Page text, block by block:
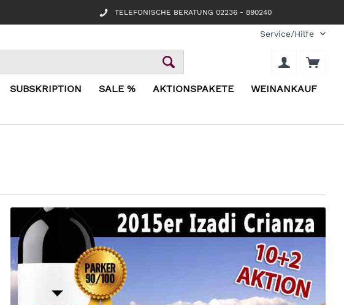
TELEFONISCHE BERATUNG 02236 - 890240
Service/Hilfe
SUBSKRIPTION SALE % AKTIONSPAKETE WEINANKAUF